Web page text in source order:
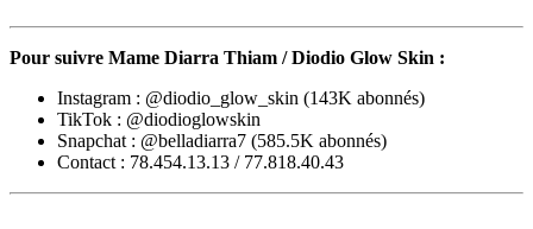
Pour suivre Mame Diarra Thiam / Diodio Glow Skin :
Instagram : @diodio_glow_skin (143K abonnés)
TikTok : @diodioglowskin
Snapchat : @belladiarra7 (585.5K abonnés)
Contact : 78.454.13.13 / 77.818.40.43